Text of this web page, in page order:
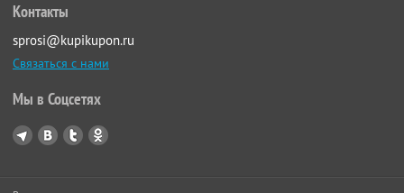
Контакты
sprosi@kupikupon.ru
Связаться с нами
Мы в Соцсетях